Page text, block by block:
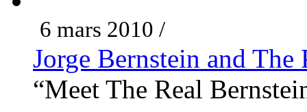
6 mars 2010 /
Jorge Bernstein and
“Meet The Real